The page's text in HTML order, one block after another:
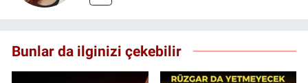
Bunlar da ilginizi çekebilir